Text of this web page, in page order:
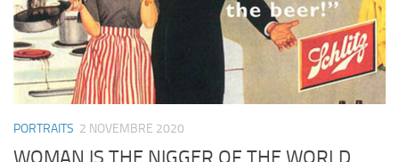
PORTRAITS 2 NOVEMBRE 2020